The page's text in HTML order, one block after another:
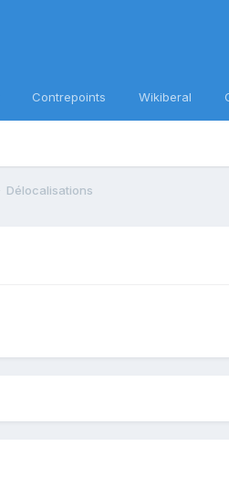
Contrepoints Wikiberal
Délocalisations